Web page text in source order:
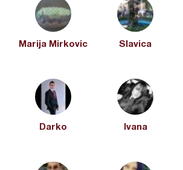
Marija Mirkovic Slavica
Darko Ivana